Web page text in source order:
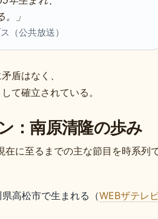
」
（公共放送）
盾はなく、
て確立されている。
：南原清隆の歩み
在に至るまでの主な節目を時系列
県高松市で生まれる（WEBザテレ